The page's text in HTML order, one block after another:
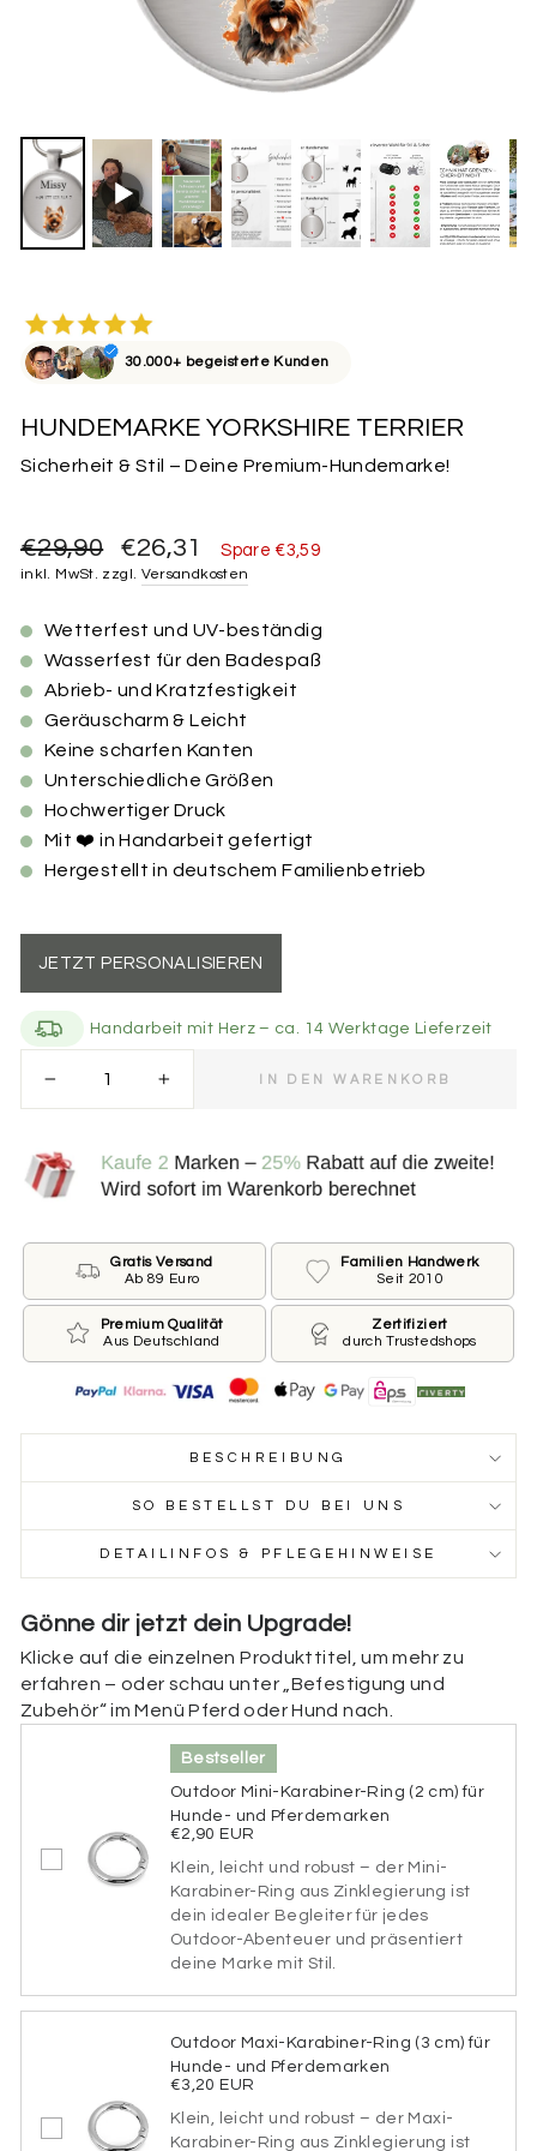
30.000+ begeisterte Kunden
HUNDEMARKE YORKSHIRE TERRIER
Sicherheit & Stil – Deine Premium-Hundemarke!
Normaler
Preis
€29,90 Sonderpreis
€26,31 Spare €3,59
inkl. MwSt. zzgl. Versandkosten
Wetterfest und UV-beständig
Wasserfest für den Badespaß
Abrieb- und Kratzfestigkeit
Geräuscharm & Leicht
Keine scharfen Kanten
Unterschiedliche Größen
Hochwertiger Druck
Mit ❤️ in Handarbeit gefertigt
Hergestellt in deutschem Familienbetrieb
JETZT PERSONALISIEREN
Bitte wähle die Größe der Marke.
.*
KLEIN ⌀ 25 MM FÜR KLEINE HUNDE
GROSS ⌀ 30 MM FÜR GROSSE HUNDE
Beschriftung der Vorderseite
Wie ist der Name Deines Hundes und welche
Telefonnummer sollen wir auf die Marke drucken?
Du möchtest keinen Namen oder keine Nummer?
Name des Hundes
Beschriftung der Rückseite
Hier kannst du die Rückseite deiner Marke
Adresse, einen Hinweis (z. B. „Ich bin gechipt“), deine
Tasso-Nummer oder spezielle medizinische Infos (z.
B. „Diabetiker“, „allergisch gegen bestimmte
Medikamente“) hinzu. Wenn du die Rückseite nicht
personalisieren möchtest, kannst du dieses Feld
einfach überspringen.
Beschriftung der Rückseite
Bitte wähle eine Schriftart aus.
Handarbeit mit Herz – ca. 14 Werktage Lieferzeit
IN DEN WARENKORB
Gratis Versand
Ab 89 Euro
Familien Handwerk
Seit 2010
Premium Qualität
Aus Deutschland
Zertifiziert
durch Trustedshops
BESCHREIBUNG
SO BESTELLST DU BEI UNS
DETAILINFOS & PFLEGEHINWEISE
Gönne dir jetzt dein Upgrade!
Klicke auf die einzelnen Produkttitel, um mehr zu
erfahren – oder schau unter „Befestigung und
Zubehör“ im Menü Pferd oder Hund nach.
Bestseller
Outdoor Mini-Karabiner-Ring (2 cm) für
Hunde- und Pferdemarken
€2,90 EUR
Klein, leicht und robust – der Mini-
Karabiner-Ring aus Zinklegierung ist
dein idealer Begleiter für jedes
Outdoor-Abenteuer und präsentiert
deine Marke mit Stil.
Outdoor Maxi-Karabiner-Ring (3 cm) für
Hunde- und Pferdemarken
€3,20 EUR
Klein, leicht und robust – der Maxi-
Karabiner-Ring aus Zinklegierung ist